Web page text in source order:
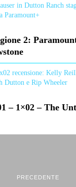
2:
– 1×02 – The
PRECEDENTE